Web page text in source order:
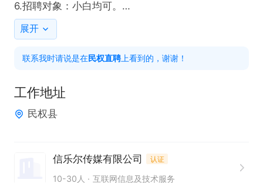
6.招聘对象：小白均可。
主播全程指导，成功孵化超过两万名主播，让主播都
展开
联系我时请说是在民权直聘 上看到的，谢谢！
工作地址
民权县
信乐尔传媒有限公司 认证
10-30人 互联网信息及技术服务